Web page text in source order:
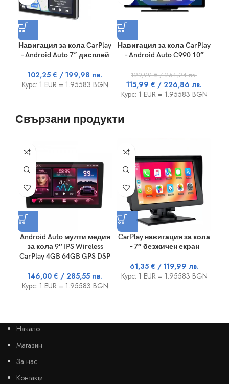
Навигация за кола CarPlay
– Android Auto 7” дисплей
102,25 € / 199,98 лв.
Курс: 1 EUR = 1.95583 BGN
Навигация за кола CarPlay
– Android Auto C990 10″
129,99€/ 254,24 лв.
115,99 € / 226,86 лв.
Курс: 1 EUR = 1.95583 BGN
Свързани продукти
Android Auto мулти медия
за кола 9″ IPS Wireless
CarPlay 4GB 64GB GPS DSP
146,00 € / 285,55 лв.
Курс: 1 EUR = 1.95583 BGN
CarPlay навигация за кола
– 7″ безжичен екран
61,35 € / 119,99 лв.
Курс: 1 EUR = 1.95583 BGN
Начало
Магазин
За нас
Контакти